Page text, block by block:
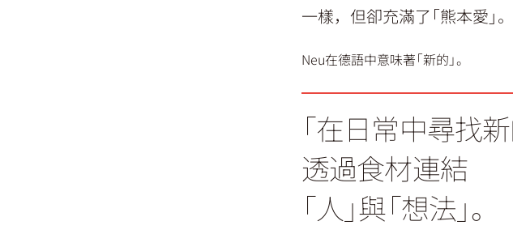
一樣，但卻充滿了「熊本愛」。
Neu在德語中意味著「新的」。
「在日常中尋找
透過食材連結
「人」與「想法」。